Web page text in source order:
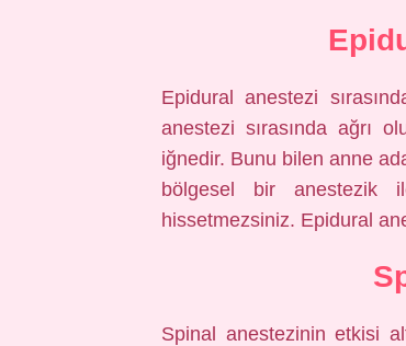
Epidural anestezi
anestezi sırasında ağrı
iğnedir. Bunu bilen anne
bölgesel bir anestezik
hissetmezsiniz. Epidural
Spinal anestezinin etkisi